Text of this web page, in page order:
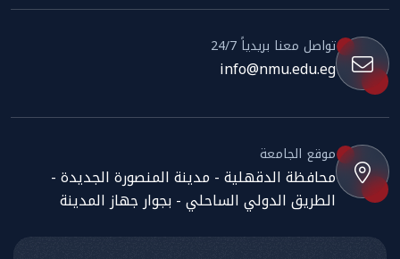
تواصل معنا بريدياً 24/7
info@nmu.edu.eg
موقع الجامعة
محافظة الدقهلية - مدينة المنصورة الجديدة -
الطريق الدولي الساحلي - بجوار جهاز المدينة